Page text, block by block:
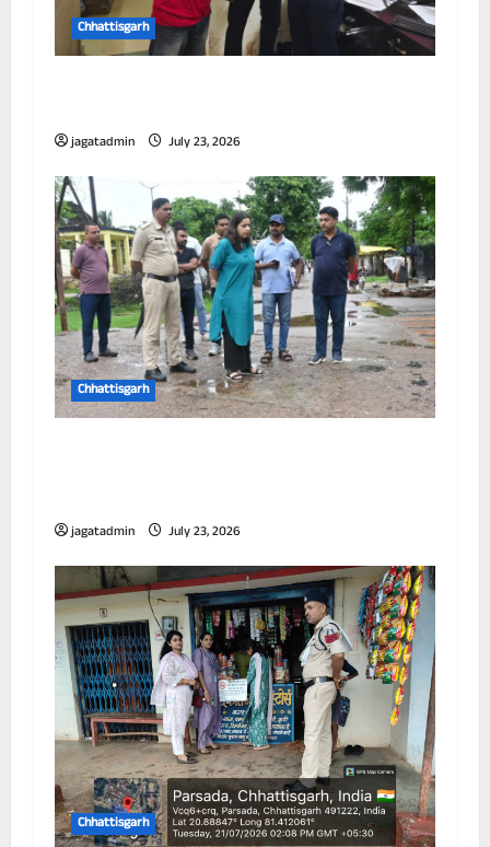
Chhattisgarh
jagatadmin July 23, 2026
Chhattisgarh
jagatadmin July 23, 2026
Chhattisgarh